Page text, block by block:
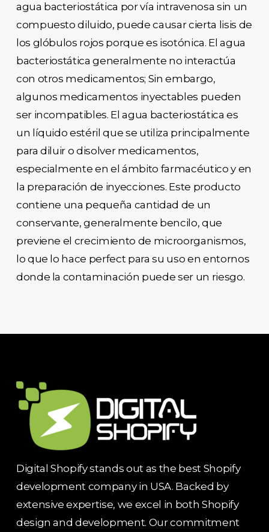
agua bacteriostática por vía intravenosa sin un
compuesto diluido, puede causar cierta lisis de
los glóbulos rojos porque es isotónica. El agua
bacteriostática generalmente no interactúa
con otros medicamentos; Sin embargo,
algunos medicamentos inyectables pueden
ser incompatibles. El agua bacteriostática es
un líquido estéril que se utiliza principalmente
para diluir o disolver medicamentos,
especialmente en el ámbito farmacéutico y en
la preparación de inyecciones. Este producto
contiene una pequeña cantidad de un
conservante, generalmente bencilo, que
previene el crecimiento de microorganismos,
lo que lo hace perfect para su uso en entornos
donde la contaminación puede ser un riesgo.
Digital Shopify stands out as the best Shopify
development company in USA. Backed by
extensive expertise, we excel in both Shopify
design and development. Our commitment